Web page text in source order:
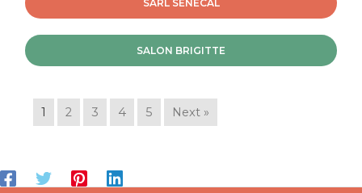
SARL SÉNÉCAL
SALON BRIGITTE
1 2 3 4 5 Next »